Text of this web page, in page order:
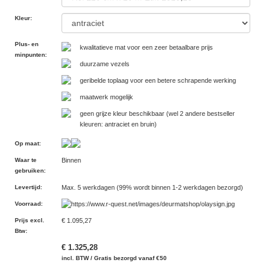
Kleur:
Plus- en
minpunten:
kwalitatieve mat voor een zeer betaalbare prijs
duurzame vezels
geribelde toplaag voor een betere schrapende werking
maatwerk mogelijk
geen grijze kleur beschikbaar (wel 2 andere bestseller
kleuren: antraciet en bruin)
Op maat:
Waar te
gebruiken:
Binnen
Levertijd : Max. 5 werkdagen (99% wordt binnen 1-2 werkdagen bezorgd)
Voorraad :
Prijs excl.
Btw:
€ 1.095,27
€ 1.325,28
incl. BTW / Gratis bezorgd vanaf €50